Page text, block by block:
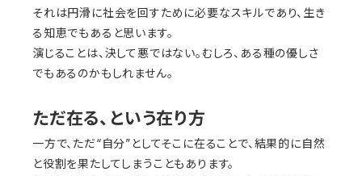
それは円滑に社会を回すために必要なスキルであり、生き
る知恵でもあると思います。
演じることは、決して悪ではない。むしろ、ある種の優しさ
でもあるのかもしれません。
ただ在る、という在り方
一方で、ただ“自分”としてそこに在ることで、結果的に自然
と役割を果たしてしまうこともあります。